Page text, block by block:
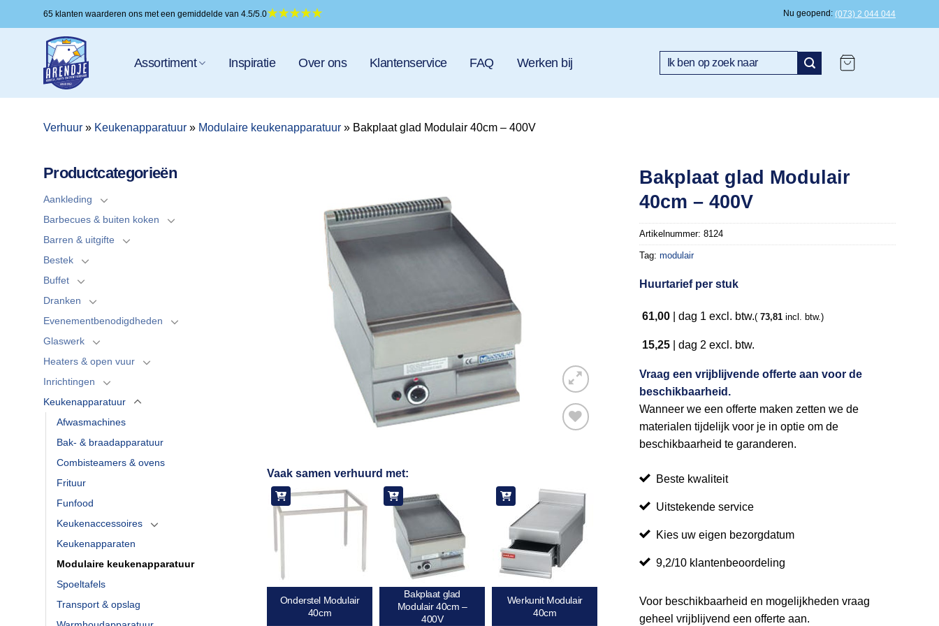
naar
65 klanten waarderen ons met een gemiddelde van 4.5/5.0 Nu geopend (073) 2 044 044
Assortiment Inspiratie Over ons Klantenservice FAQ Werken bij
Zoeken
Verhuur » Keukenapparatuur » Modulaire keukenapparatuur » Bakplaat glad Modulair 40cm – 400V
Productcategorieën
Aankleding
Barbecues & buiten koken
Barren & uitgifte
Bestek
Buffet
Dranken
Evenementbenodigdheden
Glaswerk
Heaters & open vuur
Inrichtingen
Keukenapparatuur
Afwasmachines
Bak- & braadapparatuur
Combisteamers & ovens
Frituur
Funfood
Keukenaccessoires
Keukenapparaten
Modulaire keukenapparatuur
Spoeltafels
Transport & opslag
verlanglijst
Vaak samen verhuurd met:
Onderstel Modulair
40cm
Bakplaat glad
Modulair 40cm –
400V
Werkunit Modulair
40cm
Bakplaat glad Modulair
40cm – 400V
Artikelnummer:8124
Tag:modulair
Huurtarief per stuk
61,00 |dag 1 excl. btw.( 73,81 incl. btw.)
15,25 |dag 2 excl. btw.
Vraag een vrijblijvende offerte aan voor de
beschikbaarheid.
Wanneer we een offerte maken zetten we de
materialen tijdelijk voor je in optie om de
beschikbaarheid te garanderen.
Beste kwaliteit
Uitstekende service
Kies uw eigen bezorgdatum
9,2/10 klantenbeoordeling
Voor beschikbaarheid en mogelijkheden vraag
geheel vrijblijvend een offerte aan.